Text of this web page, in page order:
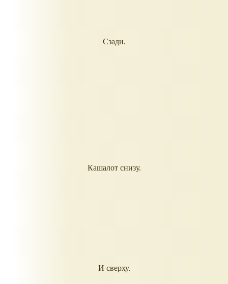
Сзади.
Кашалот снизу.
И сверху.